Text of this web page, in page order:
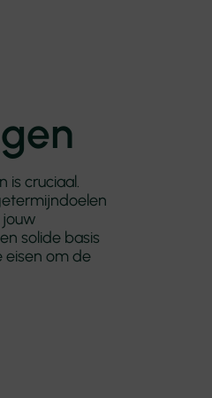
is cruciaal.
solide basis
eisen om de